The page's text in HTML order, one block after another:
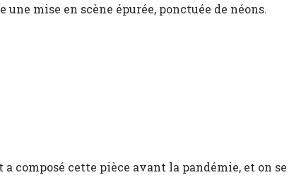
mise en scène épurée, ponctuée de néons.
composé cette pièce avant la pandémie, et on se